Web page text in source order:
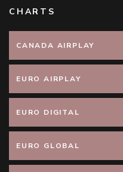
CHARTS
CANADA AIRPLAY
EURO AIRPLAY
EURO DIGITAL
EURO GLOBAL